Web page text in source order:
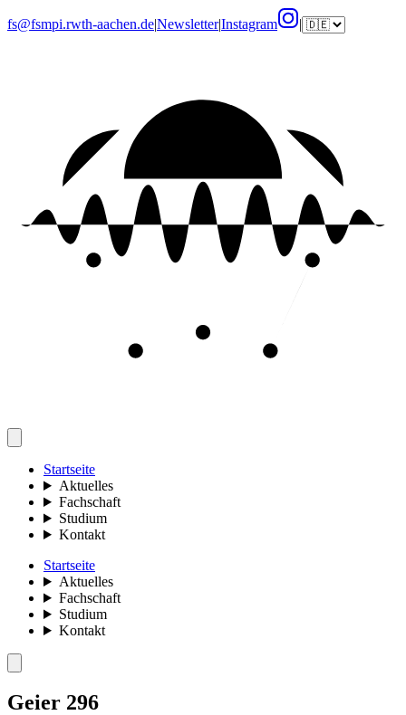
fs@fsmpi.rwth-aachen.de|Newsletter|Instagram |
Startseite
Aktuelles
Fachschaft
Studium
Kontakt
Startseite
Aktuelles
Fachschaft
Studium
Kontakt
Geier 296